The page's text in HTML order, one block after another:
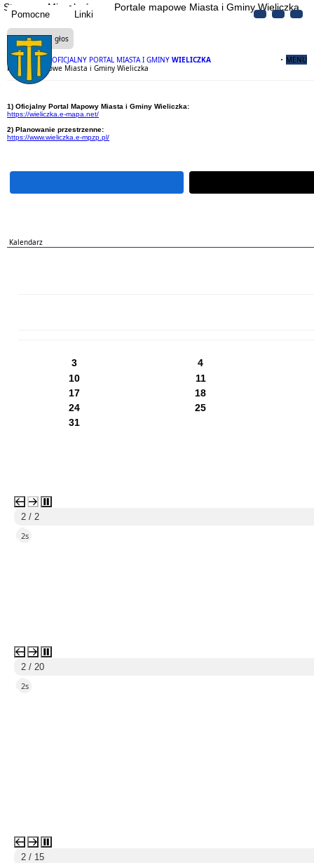
Pomocne Linki
OFICJALNY PORTAL MIASTA I GMINY WIELICZKA MENU
Strona Mieszkańcy Portale mapowe Miasta i Gminy Wieliczka
Czytaj na głos
Portale mapowe Miasta i Gminy Wieliczka
1) Oficjalny Portal Mapowy Miasta i Gminy Wieliczka:
https://wieliczka.e-mapa.net/
2) Planowanie przestrzenne:
https://www.wieliczka.e-mpzp.pl/
Kalendarz
3
4
10
11
17
18
24
25
31
1 / 2
5s
2 / 20
1s
2 / 15